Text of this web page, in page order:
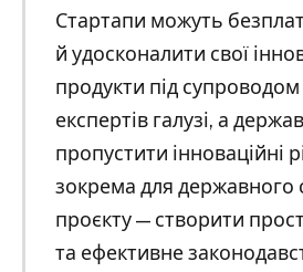
Стартапи можуть
й удосконалити свої
продукти під
експертів галузі, а
пропустити інноваційні
зокрема для державного
проєкту — створити
та ефективне